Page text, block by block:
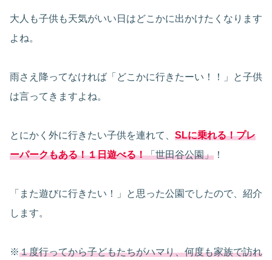
大人も子供も天気がいい日はどこかに出かけたくなります
よね。
雨さえ降ってなければ「どこかに行きたーい！！」と子供
は言ってきますよね。
とにかく外に行きたい子供を連れて、 SLに乗れる！プレ
ーパークもある！１日遊べる！「世田谷公園」 ！
「また遊びに行きたい！」と思った公園でしたので、紹介
します。
※１度行ってから子どもたちがハマり、何度も家族で訪れ